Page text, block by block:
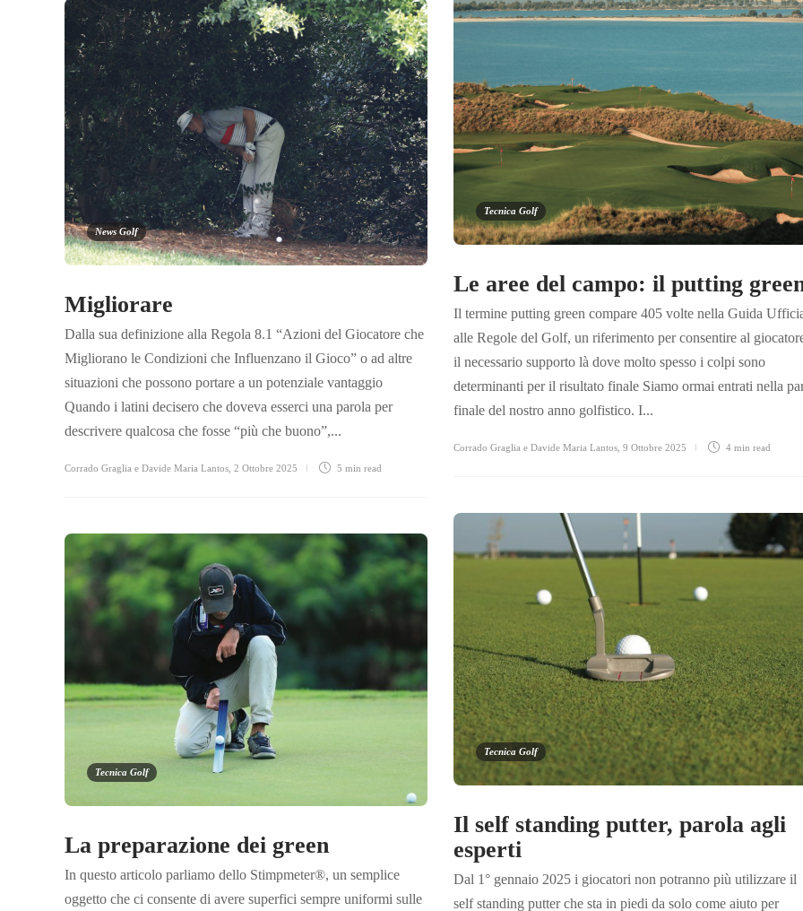
Tecnica Golf
Le aree del campo: il putting
Il termine putting green compare 405 volte nella Guida
alle Regole del Golf, un riferimento per consentire al
il necessario supporto là dove molto spesso i colpi sono
determinanti per il risultato finale Siamo ormai entrati nella
finale del nostro anno golfistico. I...
Corrado Graglia e Davide Maria Lantos 9 Ottobre 2025 4 min read
News Golf
Migliorare
Dalla sua definizione alla Regola 8.1 “Azioni del Giocatore che
Migliorano le Condizioni che Influenzano il Gioco” o ad altre
situazioni che possono portare a un potenziale vantaggio
Quando i latini decisero che doveva esserci una parola per
descrivere qualcosa che fosse “più che buono”,...
Corrado Graglia e Davide Maria Lantos 2 Ottobre 2025 5 min read
Tecnica Golf
Il self standing putter, parola agli
esperti
Dal 1° gennaio 2025 i giocatori non potranno più utilizzare il
self standing putter che sta in piedi da solo come aiuto per
Tecnica Golf
La preparazione dei green
In questo articolo parliamo dello Stimpmeter®, un semplice
oggetto che ci consente di avere superfici sempre uniformi sulle